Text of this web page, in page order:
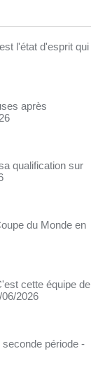
l'état d'esprit qui
après
qualification sur
du Monde en
cette équipe de
2026
période -